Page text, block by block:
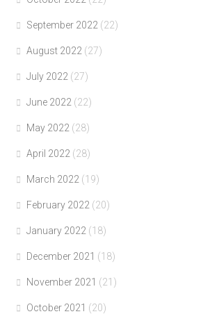
September 2022 (22)
August 2022 (27)
July 2022 (27)
June 2022 (22)
May 2022 (28)
April 2022 (28)
March 2022 (19)
February 2022 (20)
January 2022 (18)
December 2021 (18)
November 2021 (21)
October 2021 (20)